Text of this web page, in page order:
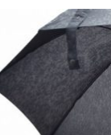
Eleka LIČNI STAV
samo siledžije i tišina